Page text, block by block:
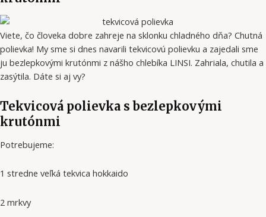
Viete, čo človeka dobre zahreje na sklonku chladného dňa? Chutná
polievka! My sme si dnes navarili tekvicovú polievku a zajedali sme
ju bezlepkovými krutónmi z nášho chlebíka LINSI. Zahriala, chutila a
zasýtila. Dáte si aj vy?
Tekvicová polievka s bezlepkovými
krutónmi
Potrebujeme:
1 stredne veľká tekvica hokkaido
2 mrkvy